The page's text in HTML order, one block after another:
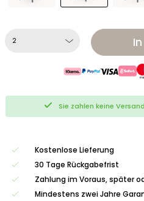
Sie zahlen keine
Kostenlose Lieferung
30 Tage Rückgabefrist
Zahlung im Voraus, später
Mindestens zwei Jahre